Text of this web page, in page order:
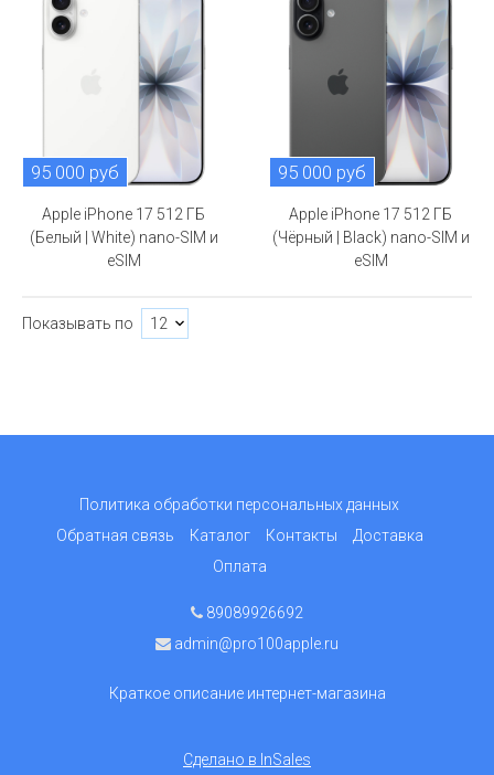
95 000 руб
Apple iPhone 17 512 ГБ
(Белый | White) nano-SIM и
eSIM
95 000 руб
Apple iPhone 17 512 ГБ
(Чёрный | Black) nano-SIM и
eSIM
Показывать по
Политика обработки персональных данных
Обратная связь
Каталог Контакты
Доставка
Оплата
89089926692
admin@pro100apple.ru
Краткое описание интернет-магазина
Сделано в InSales